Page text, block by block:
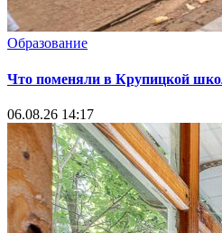
Образование
Что поменяли в Крупицкой
06.08.26 14:17